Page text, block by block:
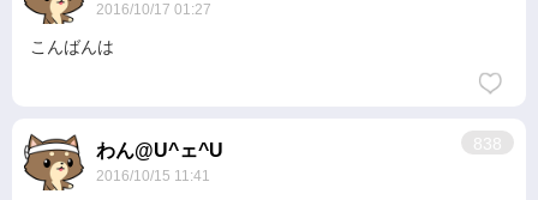
2016/10/17 01:27
こんばんは
わん@U^ェ^U
2016/10/15 11:41
838